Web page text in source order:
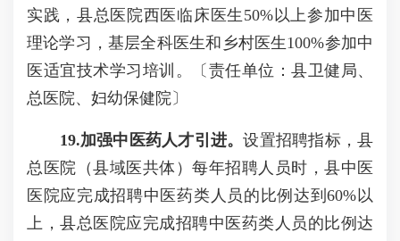
实践，县总医院西医临床医生50%以上参加中医
理论学习，基层全科医生和乡村医生100%参加中
医适宜技术学习培训。〔责任单位：县卫健局、
总医院、妇幼保健院〕
19.加强中医药人才引进。设置招聘指标，县
总医院（县域医共体）每年招聘人员时，县中医
医院应完成招聘中医药类人员的比例达到60%以
上，县总医院应完成招聘中医药类人员的比例达